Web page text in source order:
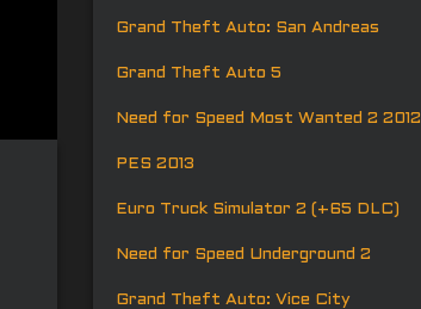
Grand Theft Auto: San Andreas
Grand Theft Auto 5
Need for Speed Most Wanted 2 2012
PES 2013
Euro Truck Simulator 2 (+65 DLC)
Need for Speed Underground 2
Grand Theft Auto: Vice City